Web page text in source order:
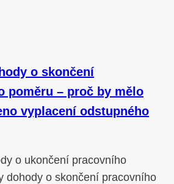
o skončení
poměru – proč by mělo
vyplacení odstupného
o ukončení pracovního
dohody o skončení pracovního